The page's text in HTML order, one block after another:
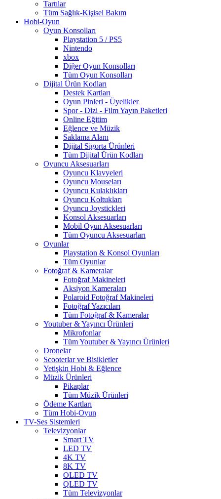
Tartılar
Tüm Sağlık-Kişisel Bakım
Hobi-Oyun
Oyun Konsolları
Playstation 5 / PS5
Nintendo
xbox
Diğer Oyun Konsolları
Tüm Oyun Konsolları
Dijital Ürün Kodları
Destek Kartları
Oyun Pinleri - Üyelikler
Spor - Dizi - Film Yayın Paketleri
Online Eğitim
Eğlence ve Müzik
Saklama Alanı
Dijital Sigorta Ürünleri
Tüm Dijital Ürün Kodları
Oyuncu Aksesuarları
Oyuncu Klavyeleri
Oyuncu Mouseları
Oyuncu Kulaklıkları
Oyuncu Koltukları
Oyuncu Joystickleri
Konsol Aksesuarları
Mobil Oyun Aksesuarları
Tüm Oyuncu Aksesuarları
Oyunlar
Playstation & Konsol Oyunları
Tüm Oyunlar
Fotoğraf & Kameralar
Fotoğraf Makineleri
Aksiyon Kameraları
Polaroid Fotoğraf Makineleri
Fotoğraf Yazıcıları
Tüm Fotoğraf & Kameralar
Youtuber & Yayıncı Ürünleri
Mikrofonlar
Tüm Youtuber & Yayıncı Ürünleri
Dronelar
Scooterlar ve Bisikletler
Yetişkin Hobi & Eğlence
Müzik Ürünleri
Pikaplar
Tüm Müzik Ürünleri
Ödeme Kartları
Tüm Hobi-Oyun
TV-Ses Sistemleri
Televizyonlar
Smart TV
LED TV
4K TV
8K TV
OLED TV
QLED TV
Tüm Televizyonlar